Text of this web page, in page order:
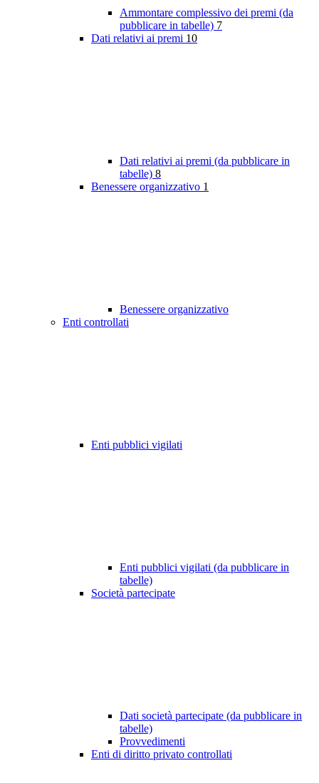
Ammontare complessivo dei premi (da
pubblicare in tabelle) 7
Dati relativi ai premi 10
Dati relativi ai premi (da pubblicare in
tabelle) 8
Benessere organizzativo 1
Benessere organizzativo
Enti controllati
Enti pubblici vigilati
Enti pubblici vigilati (da pubblicare in
tabelle)
Società partecipate
Dati società partecipate (da pubblicare in
tabelle)
Provvedimenti
Enti di diritto privato controllati